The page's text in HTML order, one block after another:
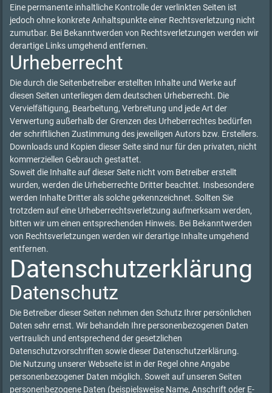
Eine permanente inhaltliche Kontrolle der verlinkten Seiten ist
jedoch ohne konkrete Anhaltspunkte einer Rechtsverletzung nicht
zumutbar. Bei Bekanntwerden von Rechtsverletzungen werden wir
derartige Links umgehend entfernen.
Urheberrecht
Die durch die Seitenbetreiber erstellten Inhalte und Werke auf
diesen Seiten unterliegen dem deutschen Urheberrecht. Die
Vervielfältigung, Bearbeitung, Verbreitung und jede Art der
Verwertung außerhalb der Grenzen des Urheberrechtes bedürfen
der schriftlichen Zustimmung des jeweiligen Autors bzw. Erstellers.
Downloads und Kopien dieser Seite sind nur für den privaten, nicht
kommerziellen Gebrauch gestattet.
Soweit die Inhalte auf dieser Seite nicht vom Betreiber erstellt
wurden, werden die Urheberrechte Dritter beachtet. Insbesondere
werden Inhalte Dritter als solche gekennzeichnet. Sollten Sie
trotzdem auf eine Urheberrechtsverletzung aufmerksam werden,
bitten wir um einen entsprechenden Hinweis. Bei Bekanntwerden
von Rechtsverletzungen werden wir derartige Inhalte umgehend
entfernen.
Datenschutzerklärung
Datenschutz
Die Betreiber dieser Seiten nehmen den Schutz Ihrer persönlichen
Daten sehr ernst. Wir behandeln Ihre personenbezogenen Daten
vertraulich und entsprechend der gesetzlichen
Datenschutzvorschriften sowie dieser Datenschutzerklärung.
Die Nutzung unserer Webseite ist in der Regel ohne Angabe
personenbezogener Daten möglich. Soweit auf unseren Seiten
personenbezogene Daten (beispielsweise Name, Anschrift oder E-